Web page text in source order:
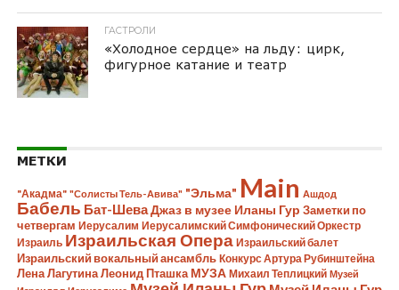
ГАСТРОЛИ
«Холодное сердце» на льду: цирк,
фигурное катание и театр
МЕТКИ
"Акадма" "Солисты Тель-Авива" "Эльма" Main Ашдод
Бабель Бат-ШеваДжаз в музее Иланы Гур Заметки по
четвергам Иерусалим Иерусалимский Симфонический Оркестр
Израиль Израильская Опера Израильский балет
Израильский вокальный ансамбль Конкурс Артура Рубинштейна
Лена Лагутина Леонид Пташка МУЗА Михаил Теплицкий Музей